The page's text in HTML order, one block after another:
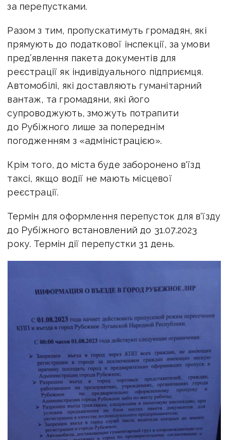
за перепустками.
Разом з тим, пропускатимуть громадян, які
прямують до податкової інспекції, за умови
пред’явлення пакета документів для
реєстрації як індивідуального підприємця.
Автомобілі, які доставляють гуманітарний
вантаж, та громадяни, які його
супроводжують, зможуть потрапити
до Рубіжного лише за попереднім
погодженням з «адміністрацією».
Крім того, до міста буде заборонено в'їзд
таксі, якщо водії не мають місцевої
реєстрації.
Термін для оформлення перепусток для в'їзду
до Рубіжного встановлений до 31.07.2023
року. Термін дії перепустки 31 день.